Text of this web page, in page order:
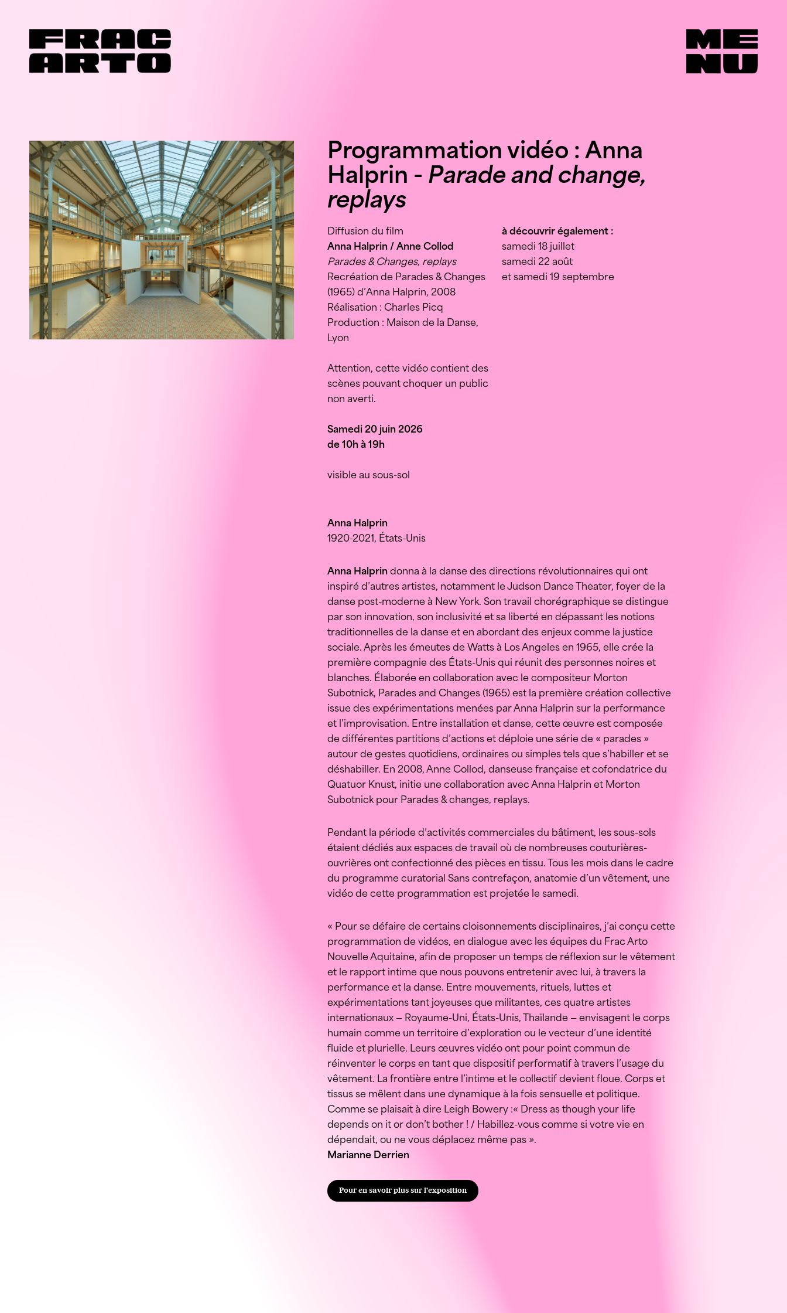
Programmation vidéo : Anna
Halprin - Parade and change,
replays
Diffusion du film
Anna Halprin / Anne Collod
Parades & Changes, replays
Recréation de Parades & Changes
(1965) d’Anna Halprin, 2008
Réalisation : Charles Picq
Production : Maison de la Danse,
Lyon
Attention, cette vidéo contient des
scènes pouvant choquer un public
non averti.
Samedi 20 juin 2026
de 10h à 19h
visible au sous-sol
à découvrir également :
samedi 18 juillet
samedi 22 août
et samedi 19 septembre
Anna Halprin
1920-2021, États-Unis
Anna Halprindonna à la danse des directions révolutionnaires qui ont
inspiré d’autres artistes, notamment le Judson Dance Theater, foyer de la
danse post-moderne à New York. Son travail chorégraphique se distingue
par son innovation, son inclusivité et sa liberté en dépassant les notions
traditionnelles de la danse et en abordant des enjeux comme la justice
sociale. Après les émeutes de Watts à Los Angeles en 1965, elle crée la
première compagnie des États-Unis qui réunit des personnes noires et
blanches. Élaborée en collaboration avec le compositeur Morton
Subotnick, Parades and Changes (1965) est la première création collective
issue des expérimentations menées par Anna Halprin sur la performance
et l’improvisation. Entre installation et danse, cette œuvre est composée
de différentes partitions d’actions et déploie une série de « parades »
autour de gestes quotidiens, ordinaires ou simples tels que s’habiller et se
déshabiller. En 2008, Anne Collod, danseuse française et cofondatrice du
Quatuor Knust, initie une collaboration avec Anna Halprin et Morton
Subotnick pour Parades & changes, replays.
Pendant la période d’activités commerciales du bâtiment, les sous-sols
étaient dédiés aux espaces de travail où de nombreuses couturières-
ouvrières ont confectionné des pièces en tissu. Tous les mois dans le cadre
du programme curatorial Sans contrefaçon, anatomie d’un vêtement, une
vidéo de cette programmation est projetée le samedi.
« Pour se défaire de certains cloisonnements disciplinaires, j’ai conçu cette
programmation de vidéos, en dialogue avec les équipes du Frac Arto
Nouvelle Aquitaine, afin de proposer un temps de réflexion sur le vêtement
et le rapport intime que nous pouvons entretenir avec lui, à travers la
performance et la danse. Entre mouvements, rituels, luttes et
expérimentations tant joyeuses que militantes, ces quatre artistes
internationaux — Royaume-Uni, États-Unis, Thaïlande — envisagent le corps
humain comme un territoire d’exploration ou le vecteur d’une identité
fluide et plurielle. Leurs œuvres vidéo ont pour point commun de
réinventer le corps en tant que dispositif performatif à travers l’usage du
vêtement. La frontière entre l’intime et le collectif devient floue. Corps et
tissus se mêlent dans une dynamique à la fois sensuelle et politique.
Comme se plaisait à dire Leigh Bowery :« Dress as though your life
depends on it or don’t bother ! / Habillez-vous comme si votre vie en
dépendait, ou ne vous déplacez même pas ».
Marianne Derrien
Pour en savoir plus sur l'exposition